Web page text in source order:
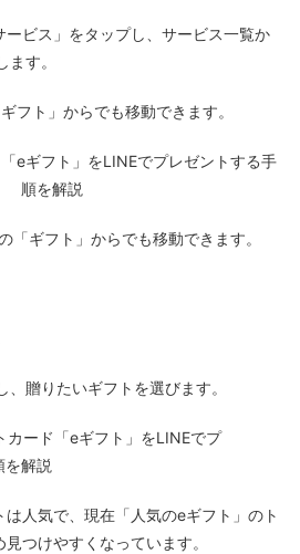
ビス」をタップし、サービス一覧か
す。
フト」からでも移動できます。
「ギフト」からでも移動できます。
贈りたいギフトを選びます。
人気で、現在「人気のeギフト」のト
つけやすくなっています。